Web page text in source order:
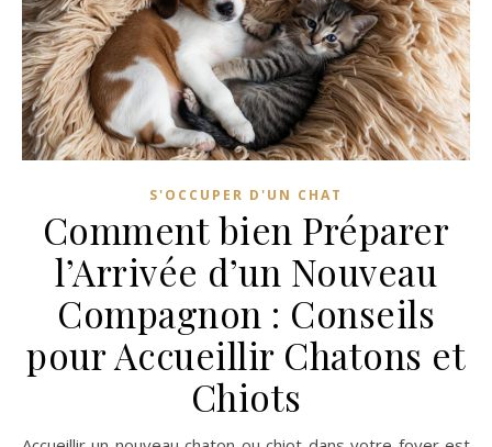
S'OCCUPER D'UN CHAT
Comment bien Préparer
l’Arrivée d’un Nouveau
Compagnon : Conseils
pour Accueillir Chatons et
Chiots